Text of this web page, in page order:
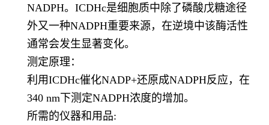
NADPH。ICDHc是细胞质中除了磷酸戊糖途径
外又一种NADPH重要来源，在逆境中该酶活性
通常会发生显著变化。
测定原理：
利用ICDHc催化NADP+还原成NADPH反应，在
340 nm下测定NADPH浓度的增加。
所需的仪器和用品: